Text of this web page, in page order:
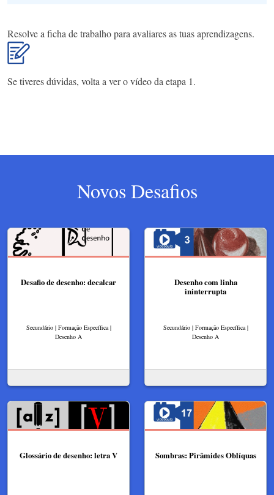
Resolve a ficha de trabalho para avaliares as tuas aprendizagens.
Se tiveres dúvidas, volta a ver o vídeo da etapa 1.
Novos Desafios
Desafio de desenho: decalcar
Secundário | Formação Específica |
Desenho A
Desenho com linha
ininterrupta
Secundário | Formação Específica |
Desenho A
Glossário de desenho: letra V Sombras: Pirâmides Oblíquas